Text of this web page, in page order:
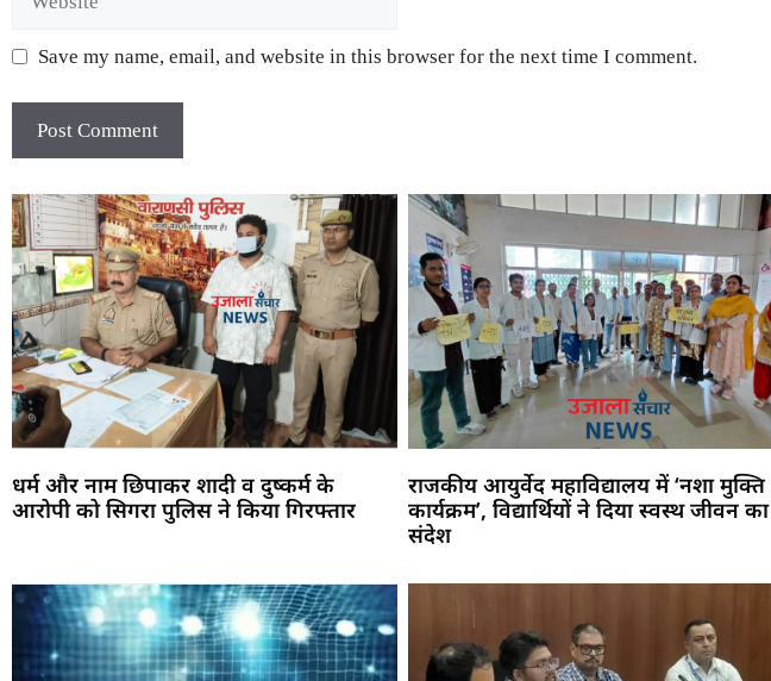
Save my name, email, and website in this browser for the next time I comment.
धर्म और नाम छिपाकर शादी व दुष्कर्म के
आरोपी को सिगरा पुलिस ने किया गिरफ्तार
राजकीय आयुर्वेद महाविद्यालय में ‘नशा मुक्ति
कार्यक्रम’, विद्यार्थियों ने दिया स्वस्थ जीवन का
संदेश